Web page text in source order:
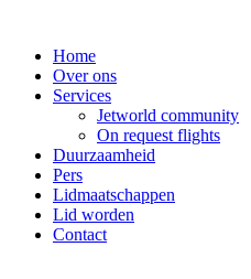
inhoud
Home
Over ons
Services
Jetworld community
On request flights
Duurzaamheid
Pers
Lidmaatschappen
Lid worden
Contact